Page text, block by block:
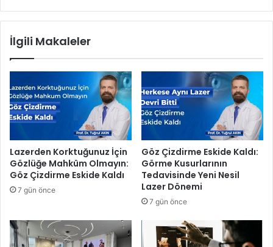
u
0
ı
l
ı
o
l
,
P
i
t
v
e
a
r
ı
l
t
t
l
İlgili Makaleler
Lazerden Korktuğunuz İçin
Gözlüğe Mahkûm Olmayın:
Göz Çizdirme Eskide Kaldı
7 gün önce
Göz Çizdirme Eskide Kaldı:
Görme Kusurlarının
Tedavisinde Yeni Nesil
Lazer Dönemi
7 gün önce